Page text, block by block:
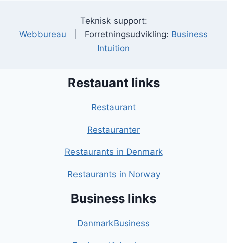
Teknisk support:
Webbureau | Forretningsudvikling: Business
Intuition
Restauant links
Restaurant
Restauranter
Restaurants in Denmark
Restaurants in Norway
Business links
DanmarkBusiness